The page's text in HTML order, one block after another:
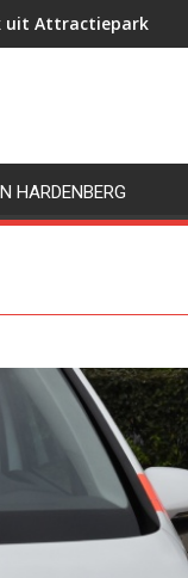
Attractiepark
HARDENBERG